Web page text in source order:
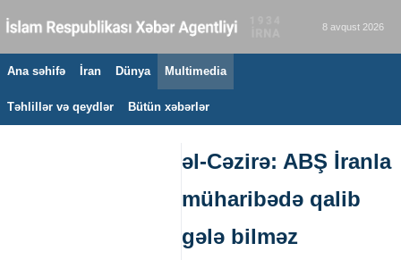
8 avqust 2026
Ana səhifə İran Dünya Multimedia
Təhlillər və qeydlər Bütün xəbərlər
əl-Cəzirə: ABŞ İranla
müharibədə qalib
gələ bilməz